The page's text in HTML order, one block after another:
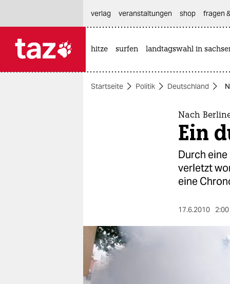
themen
berlin
nord
wahrheit
verlag
veranstaltungen shop fragen
hitze surfen landtagswahl in
Startseite Politik Deutschland
Nach
Ein
Durch
verletzt
eine
17.6.2010